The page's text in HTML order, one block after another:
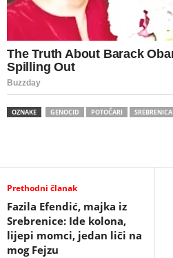
OZNAKE GENOCID POTOČARI SREBRENICA
Prethodni članak
Fazila Efendić, majka iz
Srebrenice: Ide kolona,
lijepi momci, jedan liči na
mog Fejzu